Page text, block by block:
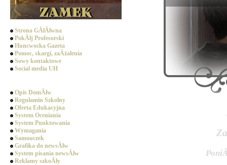
Strona GÂłĂłwna
PokĂłj Profesorski
Huncwocka Gazeta
Pomoc, skargi, zaÂżalenia
Sowy kontaktowe
Social media UH
Opis DomĂłw
Regulamin Szkolny
Oferta Edukacyjna
System Oceniania
System Punktowania
Wymagania
Samouczek
Grafika do newsĂłw
System pisania newsĂłw
Reklamy szkoÂły